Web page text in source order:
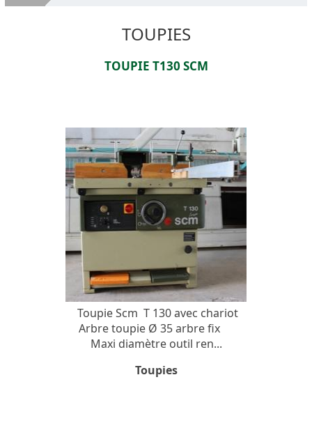
TOUPIES
TOUPIE T130 SCM
Toupie Scm T 130 avec chariot
Arbre toupie Ø 35 arbre fix
Maxi diamètre outil ren...
Toupies